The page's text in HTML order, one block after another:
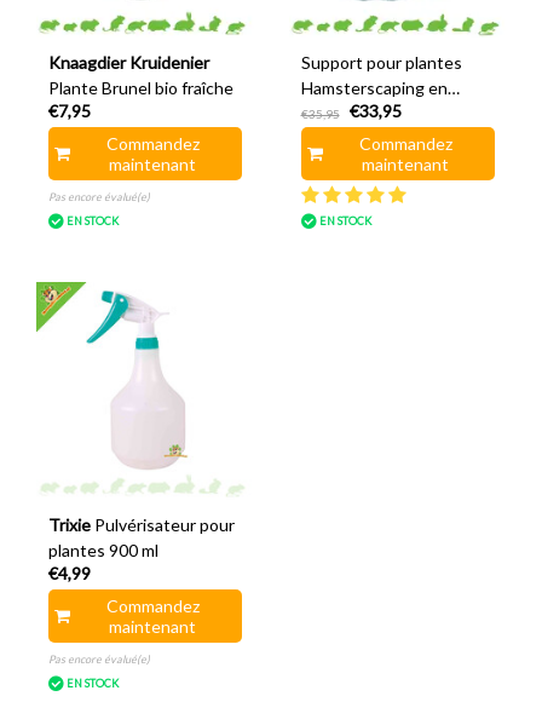
Knaagdier Kruidenier
Plante Brunel bio fraîche
€7,95
Commandez
maintenant
Pas encore évalué(e)
EN STOCK
Support pour plantes
Hamsterscaping en
forme de roche 24 cm
€35,95
€33,95
Commandez
maintenant
EN STOCK
Trixie Pulvérisateur pour
plantes 900 ml
€4,99
Commandez
maintenant
Pas encore évalué(e)
EN STOCK